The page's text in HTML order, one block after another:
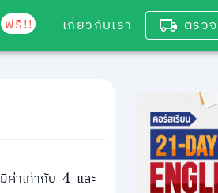
ฟรี!! เกี่ยวกับเรา ตรว
มีค่าเท่ากับ4 และ